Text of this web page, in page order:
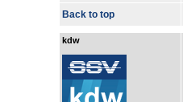
Back to top
kdw